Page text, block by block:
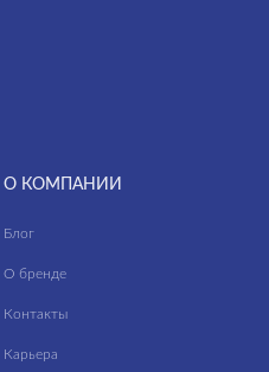
О КОМПАНИИ
Блог
О бренде
Контакты
Карьера